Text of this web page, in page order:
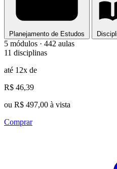
Planejamento de Estudos
5 módulos · 442 aulas
11 disciplinas
até 12x de
R$ 46,39
ou R$ 497,00 à vista
Comprar